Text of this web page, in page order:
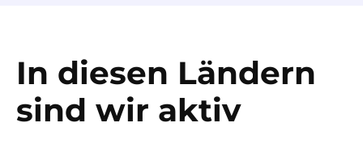
In diesen Ländern
sind wir aktiv